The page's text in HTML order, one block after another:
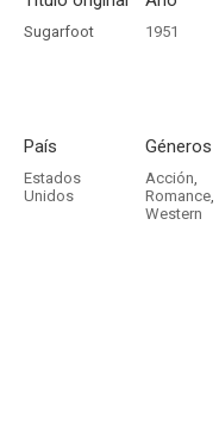
Sugarfoot 1951
País
Estados
Unidos
Géneros
Acción,
Romance,
Western